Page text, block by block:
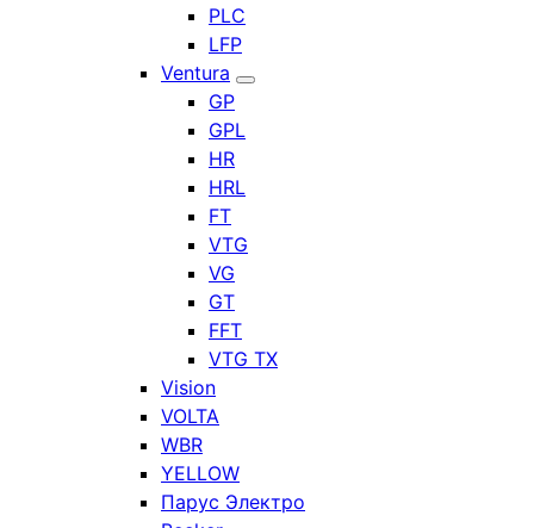
PLC
LFP
Ventura
GP
GPL
HR
HRL
FT
VTG
VG
GT
FFT
VTG TX
Vision
VOLTA
WBR
YELLOW
Парус Электро